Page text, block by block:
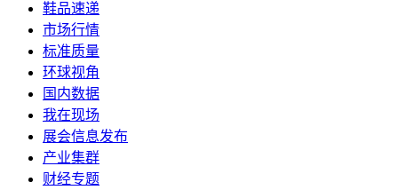
鞋品速递
市场行情
标准质量
环球视角
国内数据
我在现场
展会信息发布
产业集群
财经专题